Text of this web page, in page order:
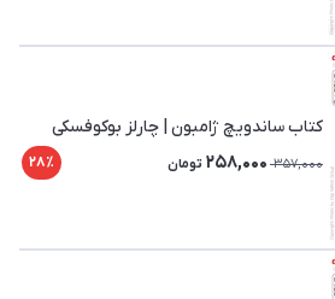
کتاب ساندویچ ژامبون | چارلز بوکوفسکی
357,000
258,000 تومان 28٪